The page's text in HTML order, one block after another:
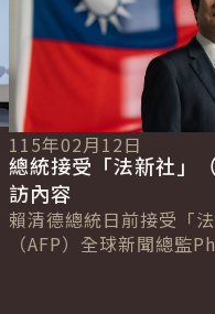
115年02月12日
總統接受「法新社」
訪內容
賴清德總統日前接受「法
（AFP）全球新聞總監